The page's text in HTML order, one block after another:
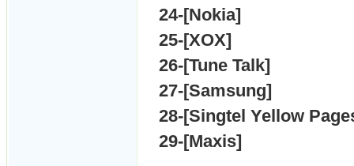
24-[Nokia]
25-[XOX]
26-[Tune Talk]
27-[Samsung]
28-[Singtel Yellow
29-[Maxis]